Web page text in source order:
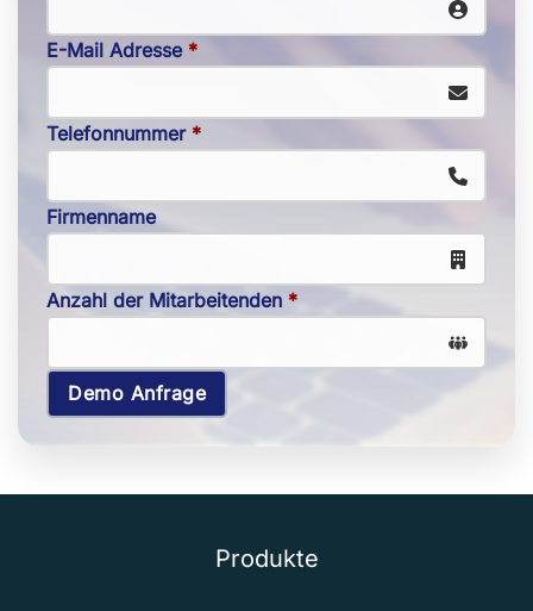
E-Mail Adresse*
Telefonnummer*
Firmenname
Anzahl der Mitarbeitenden *
Demo Anfrage
Produkte